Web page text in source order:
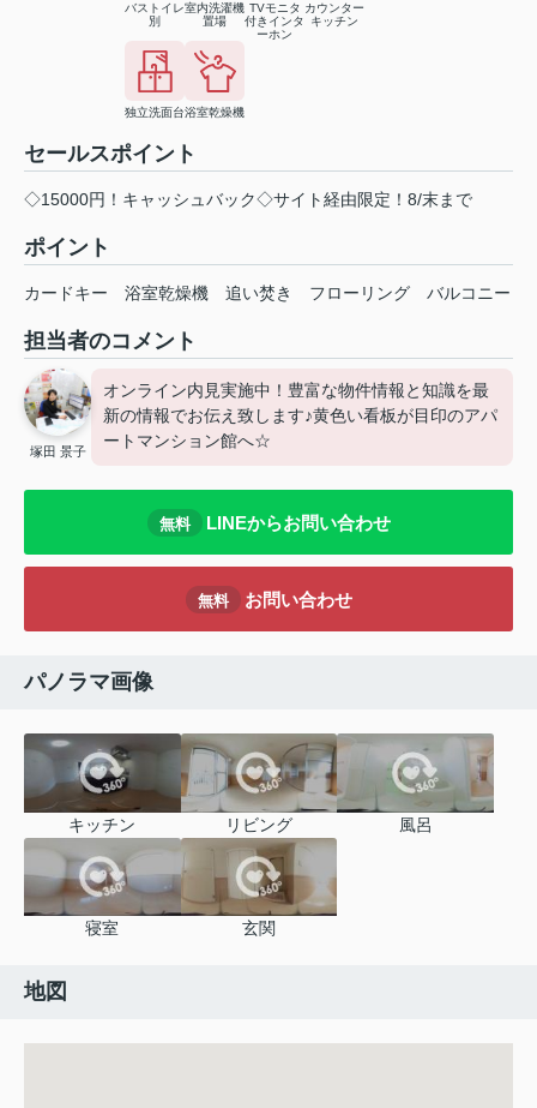
バストイレ
別
室内洗濯機
置場
TVモニタ
付きインタ
ーホン
カウンター
キッチン
独立洗面台浴室乾燥機
セールスポイント
◇15000円！キャッシュバック◇サイト経由限定！8/末まで
ポイント
カードキー 浴室乾燥機 追い焚き フローリング バルコニー
担当者のコメント
塚田 景子
オンライン内見実施中！豊富な物件情報と知識を最
新の情報でお伝え致します♪黄色い看板が目印のアパ
ートマンション館へ☆
無料 LINEからお問い合わせ
無料 お問い合わせ
パノラマ画像
キッチン リビング 風呂
寝室 玄関
地図